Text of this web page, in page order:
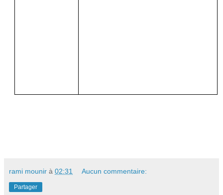
rami mounir à 02:31 Aucun commentaire:
Partager